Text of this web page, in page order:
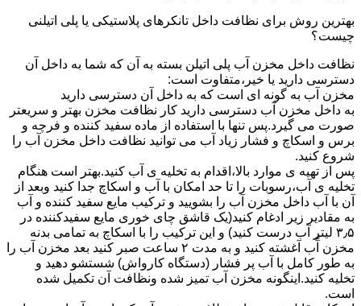
بهترین روش برای نظافت داخل تانکرهای پلاستیکی یا پلی اتیلنی
چیست؟
نظافت داخل مخزن آب پلی اتیلن بسته به آن که شما به داخل آن
دسترسی دارید یا خیر،متفاوت است:
مخزن آب به گونه ای است که به داخل آن دسترسی دارید
به داخل مخزن آب دسترسی دارید کار نظافت مخزن بهتر و سریعتر
صورت می گیرد.پس تنها با استفاده از ماده سفید کننده و فرچه و
برس و اسکاچ و فشار زیاد آب می توانید نظافت داخل مخزن آب را
شروع کنید.
پس از تهیه ی موارد بالا،اقدام به تخلیه ی آب کنید.بهتر است هنگام
تخلیه ی آب،رسوبات را تا حد امکان با آب و اسکاچ جدا کنید وبعد از
آن با آب داخل مخزن آب را بشویید و ترکیب مایع سفید کننده و آب
به مقادیر زیر ادغام کنید(یک قاشق چای خوری مایع سفیدکننده در
۳٫۵ لیتر آب درست کنید) و این ترکیب را با اسکاچ به تمامی بدنه
مخزن آّب آغشته کنید و به مدت ۲ ساعت صبر کنید بعد مخزن آب را
به طور کامل با آب پر فشار (دستگاه کارواش) شستشو دهید و
تخلیه کنید.اینگونه مخزن آب تمیز شده ونظافت آن تکمیل شده
است.